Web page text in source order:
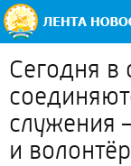
Сегодня в
служения
и